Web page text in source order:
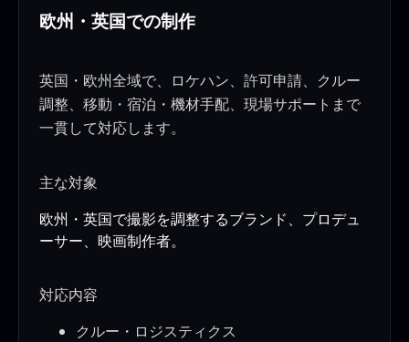
欧州・英国での制作
英国・欧州全域で、ロケハン、許可申請、クルー
調整、移動・宿泊・機材手配、現場サポートまで
一貫して対応します。
主な対象
欧州・英国で撮影を調整するブランド、プロデュ
ーサー、映画制作者。
対応内容
クルー・ロジスティクス